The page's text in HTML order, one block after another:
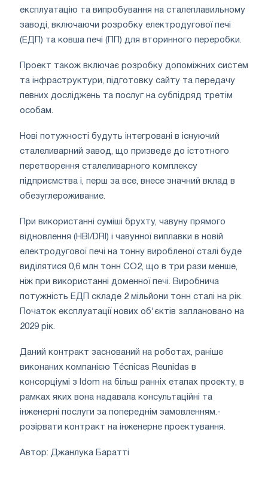
експлуатацію та випробування на сталеплавильному
заводі, включаючи розробку електродугової печі
(ЕДП) та ковша печі (ПП) для вторинного переробки.
Проект також включає розробку допоміжних систем
та інфраструктури, підготовку сайту та передачу
певних досліджень та послуг на субпідряд третім
особам.
Нові потужності будуть інтегровані в існуючий
сталеливарний завод, що призведе до істотного
перетворення сталеливарного комплексу
підприємства і, перш за все, внесе значний вклад в
обезуглероживание.
При використанні суміші брухту, чавуну прямого
відновлення (HBI/DRI) і чавунної виплавки в новій
електродугової печі на тонну виробленої сталі буде
виділятися 0,6 млн тонн CO2, що в три рази менше,
ніж при використанні доменної печі. Виробнича
потужність ЕДП складе 2 мільйони тонн сталі на рік.
Початок експлуатації нових об'єктів заплановано на
2029 рік.
Даний контракт заснований на роботах, раніше
виконаних компанією Técnicas Reunidas в
консорціумі з Idom на більш ранніх етапах проекту, в
рамках яких вона надавала консультаційні та
інженерні послуги за попереднім замовленням.-
розірвати контракт на інженерне проектування.
Автор: Джанлука Баратті